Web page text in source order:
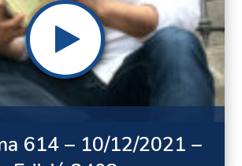
614 – 10/12/2021 –